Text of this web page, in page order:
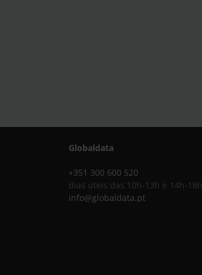
Globaldata
+351 300 600 520
dias úteis das 10h-13h e 14h-18h
info@globaldata.pt